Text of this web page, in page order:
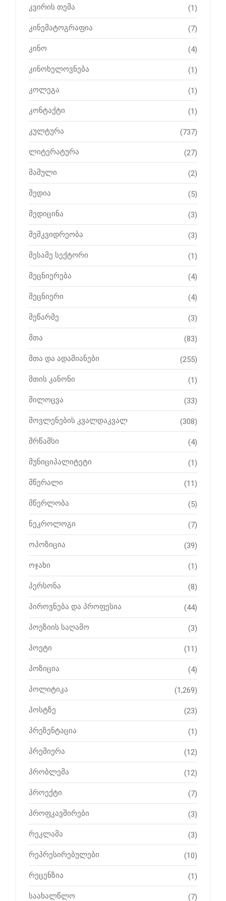
კვირის თემა (1)
კინემატოგრაფია (7)
კინო (4)
კინოხელოვნება (1)
კოლეგა (1)
კონტაქტი (1)
კულტურა (737)
ლიტერატურა (27)
მამული (2)
მედია (5)
მედიცინა (3)
მემკვიდრეობა (3)
მესამე სექტორი (1)
მეცნიერება (4)
მეცნიერი (4)
მეწარმე (3)
მთა (83)
მთა და ადამიანები (255)
მთის კანონი (1)
მილოცვა (33)
მოვლენების კვალდაკვალ (308)
მრწამსი (4)
მუნიციპალიტეტი (1)
მწერალი (11)
მწერლობა (5)
ნეკროლოგი (7)
ოპოზიცია (39)
ოჯახი (1)
პერსონა (8)
პიროვნება და პროფესია (44)
პოეზიის საღამო (3)
პოეტი (11)
პოზიცია (4)
პოლიტიკა (1,269)
პოსტზე (23)
პრეზენტაცია (1)
პრემიერა (12)
პრობლემა (12)
პროექტი (7)
პროფკავშირები (3)
რეკლამა (3)
რეპრესირებულები (10)
რეცენზია (1)
საახალწლო (7)